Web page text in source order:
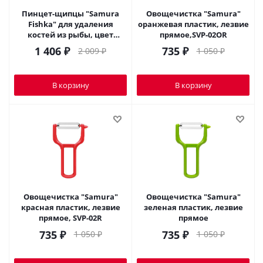
Пинцет-щипцы "Samura
Fishka" для удаления
костей из рыбы, цвет
золото SFT-01GO
1 406 ₽ 2 009₽
В корзину
Овощечистка "Samura"
оранжевая пластик, лезвие
прямое,SVP-02OR
735₽ 1 050₽
В корзину
Овощечистка "Samura"
красная пластик, лезвие
прямое, SVP-02R
735₽ 1 050₽
Овощечистка "Samura"
зеленая пластик, лезвие
прямое
735₽ 1 050₽